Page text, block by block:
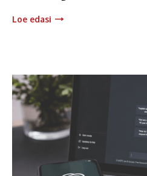
Loe edasi